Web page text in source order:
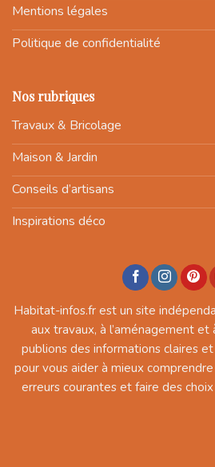
Mentions légales
Politique de confidentialité
Nos rubriques
Travaux & Bricolage
Maison & Jardin
Conseils d’artisans
Inspirations déco
Habitat-infos.fr est un site
aux travaux, à l’aménagement
publions des informations claires
pour vous aider à mieux
erreurs courantes et faire des